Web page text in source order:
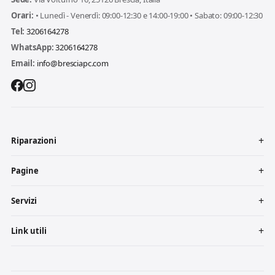
Orari: • Lunedì - Venerdì: 09:00-12:30 e 14:00-19:00 • Sabato: 09:00-12:30
Tel: 3206164278
WhatsApp:3206164278
Email: info@bresciapc.com
Riparazioni
Pagine
Servizi
Link utili